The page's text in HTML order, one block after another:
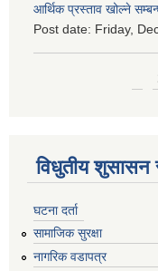
आर्थिक प्रस्ताव खोल्ने
Post date: Friday,
विधुतीय शुसासन
घटना दर्ता
सामाजिक सुरक्षा
नागरिक वडापत्र